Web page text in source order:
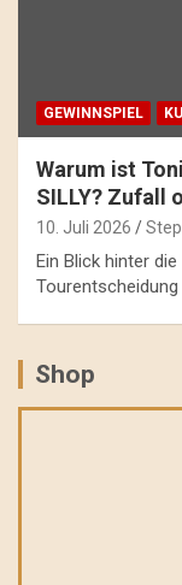
GEWINNSPIEL
Warum ist
SILLY? Zufall
10. Juli 2026
Ein Blick hinter
Shop